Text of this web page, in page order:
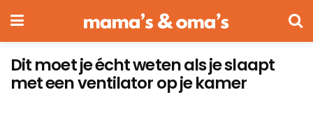
Dit moet je écht weten als je slaapt
met een ventilator op je kamer